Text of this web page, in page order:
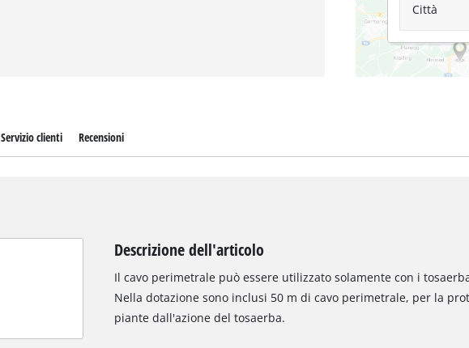
Città
Servizio clienti Recensioni
Descrizione dell'articolo
Il cavo perimetrale può essere utilizzato solamente con i
Nella dotazione sono inclusi 50 m di cavo perimetrale, per la
piante dall'azione del tosaerba.